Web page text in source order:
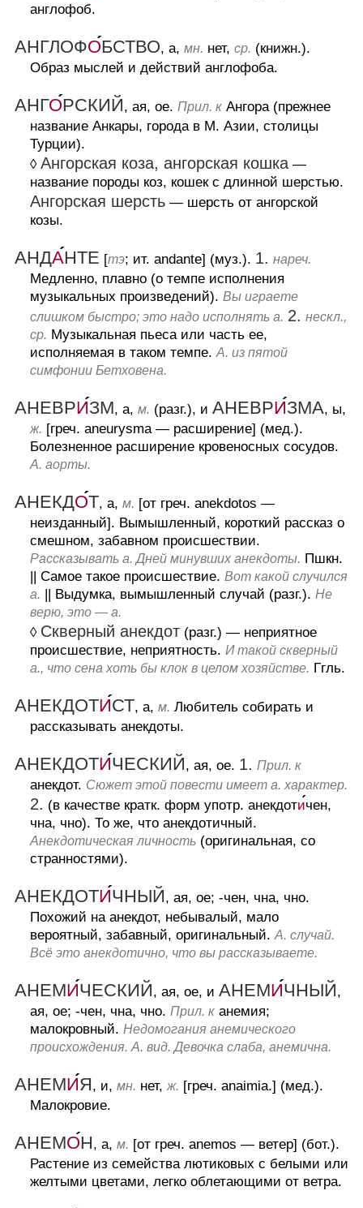
англофоб.
АНГЛОФОБСТВО, а, мн. нет, ср. (книжн.).
Образ мыслей и действий англофоба.
АНГОРСКИЙ, ая, ое. Прил. к Ангора (прежнее
название Анкары, города в М. Азии, столицы
Турции).
◊ Ангорская коза, ангорская кошка —
название породы коз, кошек с длинной шерстью.
Ангорская шерсть — шерсть от ангорской
козы.
АНДАНТЕ [тэ; ит. andante] (муз.). 1. нареч.
Медленно, плавно (о темпе исполнения
музыкальных произведений). Вы играете
слишком быстро; это надо исполнять а. 2. нескл.,
ср. Музыкальная пьеса или часть ее,
исполняемая в таком темпе. А. из пятой
симфонии Бетховена.
АНЕВРИЗМ, а, м. (разг.), и АНЕВРИЗМА, ы,
ж. [греч. aneurysma — расширение] (мед.).
Болезненное расширение кровеносных сосудов.
А. аорты.
АНЕКДОТ, а, м. [от греч. anekdotos —
неизданный]. Вымышленный, короткий рассказ о
смешном, забавном происшествии.
Рассказывать а. Дней минувших анекдоты. Пшкн.
Самое такое происшествие. Вот какой случился
а.
Выдумка, вымышленный случай (разг.). Не
верю, это — а.
◊ Скверный анекдот (разг.) — неприятное
происшествие, неприятность. И такой скверный
а., что сена хоть бы клок в целом хозяйстве. Ггль.
АНЕКДОТИСТ, а, м. Любитель собирать и
рассказывать анекдоты.
АНЕКДОТИЧЕСКИЙ, ая, ое. 1. Прил. к
анекдот. Сюжет этой повести имеет а. характер.
2. (в качестве кратк. форм употр. анекдотичен,
чна, чно). То же, что анекдотичный.
Анекдотическая личность (оригинальная, со
странностями).
АНЕКДОТИЧНЫЙ, ая, ое; -чен, чна, чно.
Похожий на анекдот, небывалый, мало
вероятный, забавный, оригинальный. А. случай.
Всё это анекдотично, что вы рассказываете.
АНЕМИЧЕСКИЙ, ая, ое, и АНЕМИЧНЫЙ,
ая, ое; -чен, чна, чно. Прил. к анемия;
малокровный. Недомогания анемического
происхождения. А. вид. Девочка слаба, анемична.
АНЕМИЯ, и, мн. нет,ж. [греч. anaimia.] (мед.).
Малокровие.
АНЕМОН, а, м. [от греч. anemos — ветер] (бот.).
Растение из семейства лютиковых с белыми или
желтыми цветами, легко облетающими от ветра.